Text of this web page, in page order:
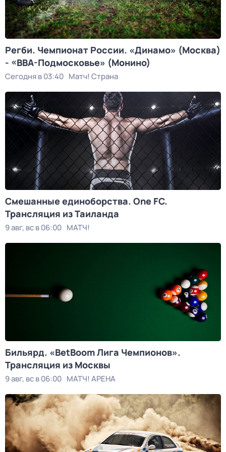
Регби. Чемпионат России. «Динамо» (Москва)
- «ВВА-Подмосковье» (Монино)
Сегодня в 03:40 Матч! Страна
Смешанные единоборства. One FC.
Трансляция из Таиланда
9 авг, вс в 06:00 МАТЧ!
Бильярд. «BetBoom Лига Чемпионов».
Трансляция из Москвы
9 авг, вс в 06:00 МАТЧ! АРЕНА